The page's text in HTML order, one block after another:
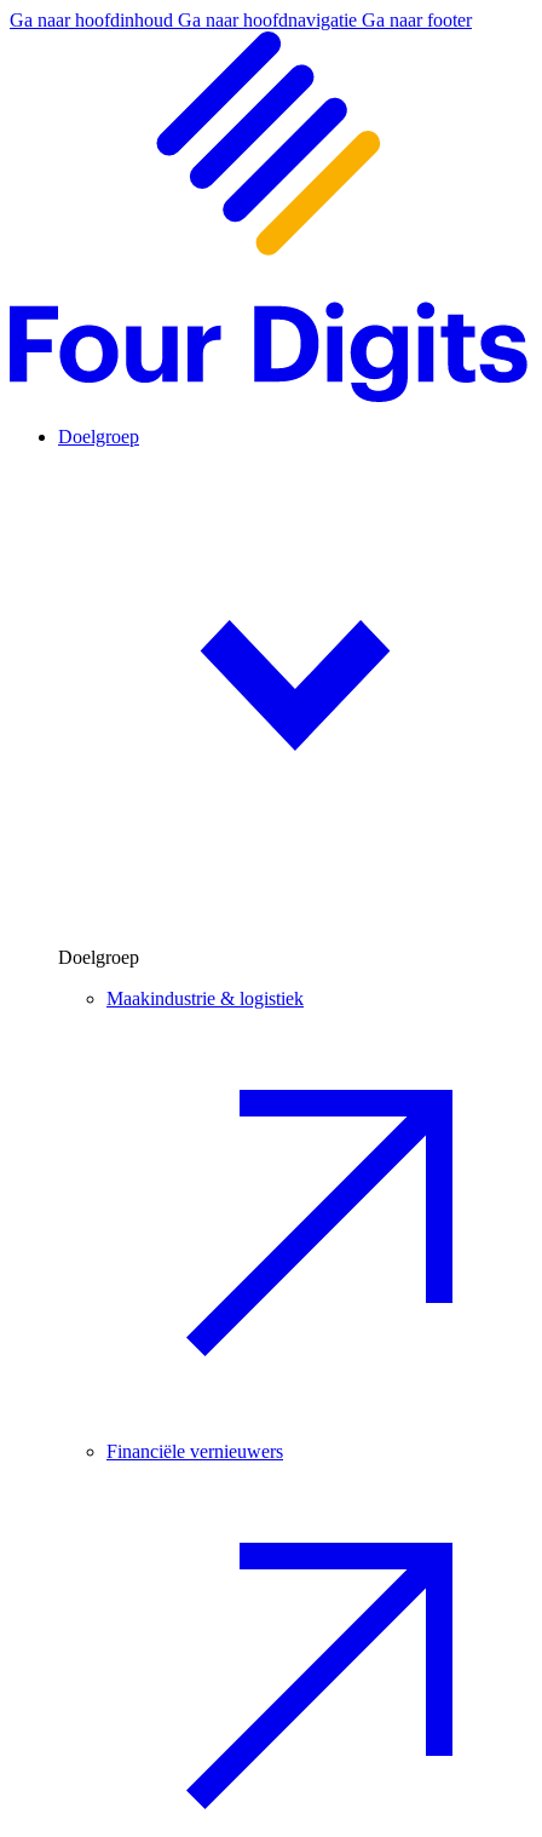
Ga naar hoofdinhoud Ga naar hoofdnavigatie Ga naar footer
Doelgroep
Doelgroep
Maakindustrie & logistiek
Financiële vernieuwers